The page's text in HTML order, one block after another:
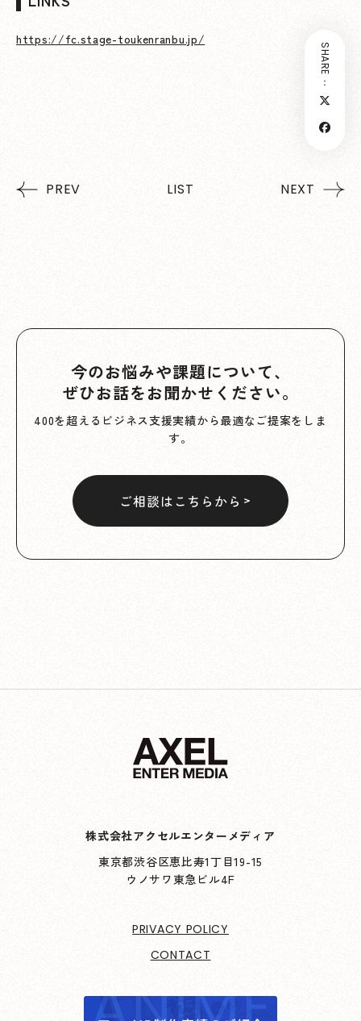
SHARE：
https://fc.stage-toukenranbu.jp/
PREV LIST NEXT
今のお悩みや課題について、
ぜひお話をお聞かせください。
400を超えるビジネス支援実績から最適なご提案をしま
す。
ご相談はこちらから
株式会社アクセルエンターメディア
東京都渋谷区恵比寿1丁目19-15
ウノサワ東急ビル4F
PRIVACY POLICY
CONTACT